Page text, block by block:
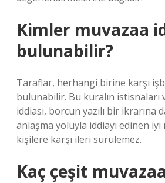
Kimler muvazaa
bulunabilir?
Taraflar, herhangi birine karşı
bulunabilir. Bu kuralın istisnaları
iddiası, borcun yazılı bir ikrarına
anlaşma yoluyla iddiayı edinen
kişilere karşı ileri sürülemez.
Kaç çeşit